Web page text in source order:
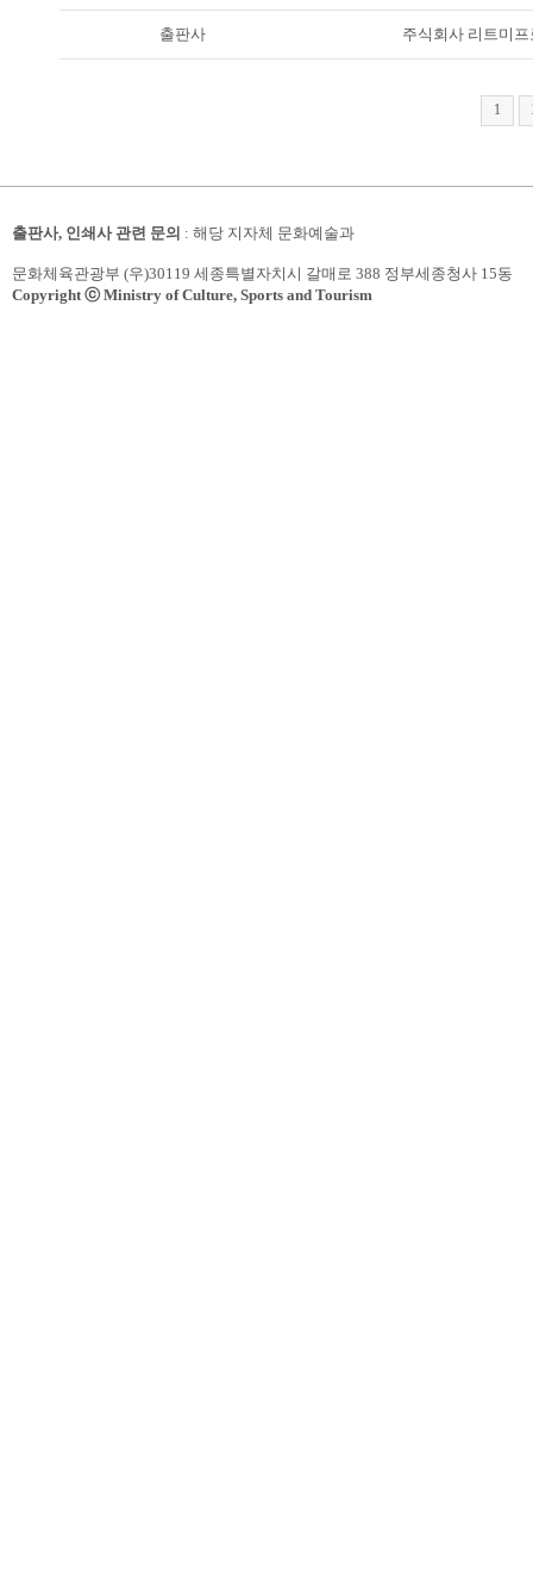
출판사 주식회사 리트미
1
출판사, 인쇄사 관련 문의 : 해당 지자체 문화예술과
문화체육관광부 (우)30119 세종특별자치시 갈매로 388 정부세종청사 15동
Copyright ⓒ Ministry of Culture, Sports and Tourism